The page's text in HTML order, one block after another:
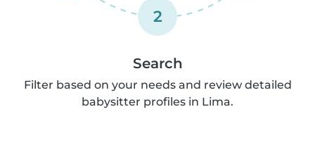
2
Search
Filter based on your needs and review detailed
babysitter profiles in Lima.